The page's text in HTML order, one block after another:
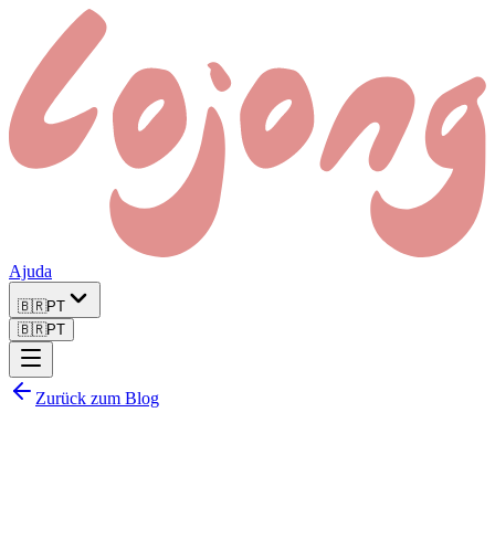
Ajuda
🇧🇷PT
🇧🇷PT
Zurück zum Blog